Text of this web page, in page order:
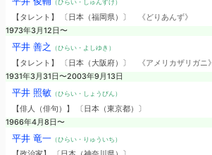
（ひらい・しゅんすけ）
【タレント】 〔日本（福岡県）〕
《どりあんず》
1973年3月12日〜
平井 善之 （ひらい・よしゆき）
【タレント】 〔日本（大阪府）〕
《アメリカザリガニ》
1931年3月31日〜2003年9月13日
平井 照敏（ひらい・しょうびん）
【俳人（俳句）】 〔日本（東京都）〕
1966年4月8日〜
平井 竜一（ひらい・りゅういち）